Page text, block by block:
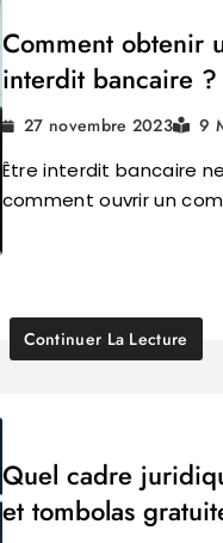
Comment obtenir
interdit bancaire ?
27 novembre 2023 9
Être interdit bancaire
comment ouvrir un
Continuer La Lecture
Quel cadre
et tombolas